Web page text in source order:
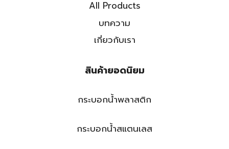
All Products
บทความ
เกี่ยวกับเรา
สินค้ายอดนิยม
กระบอกน้ำพลาสติก
กระบอกน้ำสแตนเลส